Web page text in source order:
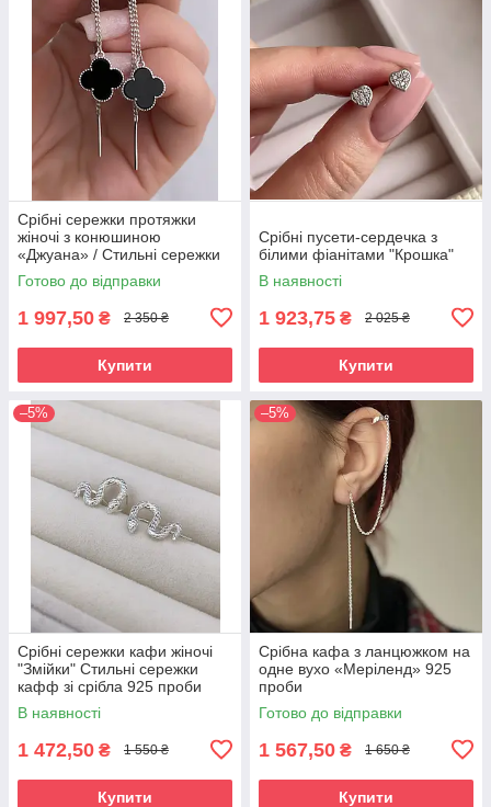
Срібні сережки протяжки
жіночі з конюшиною
«Джуана» / Стильні сережки
продівки / підвіски зі срібла
925 проби
Готово до відправки
1 997,50 ₴ 2 350 ₴
Купити
Срібні пусети-сердечка з
білими фіанітами "Крошка"
В наявності
1 923,75 ₴ 2 025 ₴
Купити
–5%
Срібні сережки кафи жіночі
"Змійки" Стильні сережки
кафф зі срібла 925 проби
В наявності
1 472,50 ₴ 1 550 ₴
Купити
–5%
Срібна кафа з ланцюжком на
одне вухо «Меріленд» 925
проби
Готово до відправки
1 567,50 ₴ 1 650 ₴
Купити